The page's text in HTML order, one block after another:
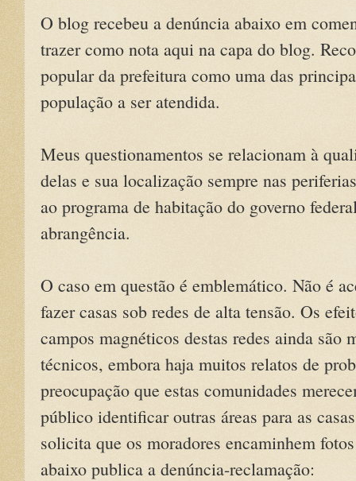
O blog recebeu a denúncia abaixo em
trazer como nota aqui na capa do blog.
popular da prefeitura como uma das
população a ser atendida.
Meus questionamentos se relacionam à
delas e sua localização sempre nas
ao programa de habitação do governo
abrangência.
O caso em questão é emblemático. Não é
fazer casas sob redes de alta tensão. Os
campos magnéticos destas redes ainda são
técnicos, embora haja muitos relatos de
preocupação que estas comunidades
público identificar outras áreas para as
solicita que os moradores encaminhem
abaixo publica a denúncia-reclamação: